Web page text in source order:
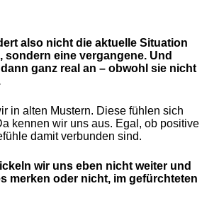
also nicht die aktuelle Situation
sondern eine vergangene. Und
ganz real an – obwohl sie nicht
in alten Mustern. Diese fühlen sich
kennen wir uns aus. Egal, ob positive
damit verbunden sind.
wir uns eben nicht weiter und
merken oder nicht, im gefürchteten